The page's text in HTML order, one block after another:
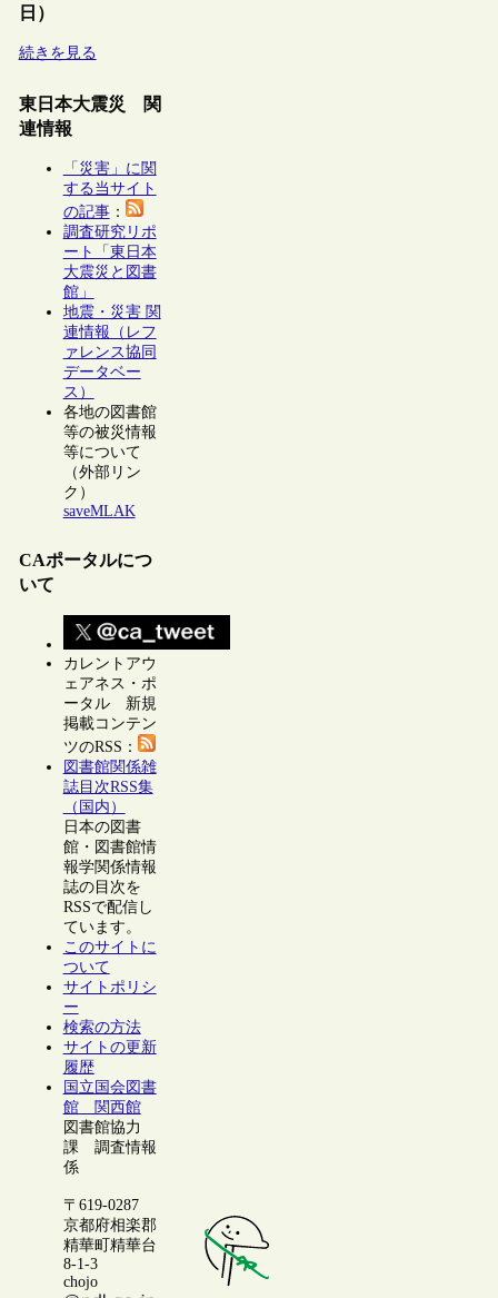
日）
続きを見る
東日本大震災 関
連情報
「災害」に関
する当サイト
の記事：
調査研究リポ
ート「東日本
大震災と図書
館」
地震・災害 関
連情報（レフ
ァレンス協同
データベー
ス）
各地の図書館
等の被災情報
等について
（外部リン
ク）
saveMLAK
CAポータルにつ
いて
カレントアウ
ェアネス・ポ
ータル 新規
掲載コンテン
ツのRSS：
図書館関係雑
誌目次RSS集
（国内）
日本の図書
館・図書館情
報学関係情報
誌の目次を
RSSで配信し
ています。
このサイトに
ついて
サイトポリシ
ー
検索の方法
サイトの更新
履歴
国立国会図書
館 関西館
図書館協力
課 調査情報
係
〒619-0287
京都府相楽郡
精華町精華台
8-1-3
chojo